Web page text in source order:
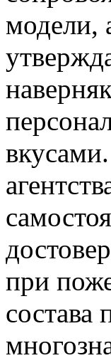
модели,
при
состава